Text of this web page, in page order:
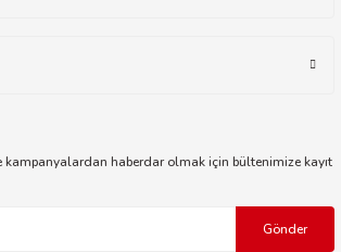
kampanyalardan haberdar olmak için bültenimize kayıt
Gönder